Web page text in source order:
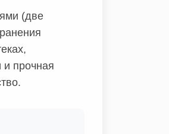
(две
прочная